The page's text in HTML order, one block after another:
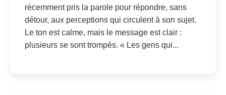
récemment pris la parole pour répondre, sans
détour, aux perceptions qui circulent à son sujet.
Le ton est calme, mais le message est clair :
plusieurs se sont trompés. « Les gens qui...